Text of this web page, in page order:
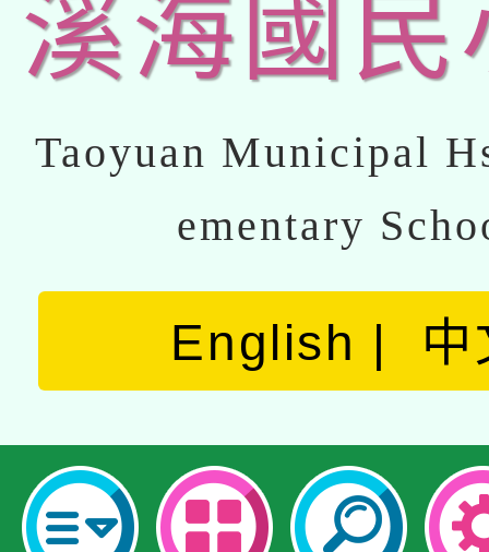
溪海國民
Taoyuan Municipal
ementary
English 中